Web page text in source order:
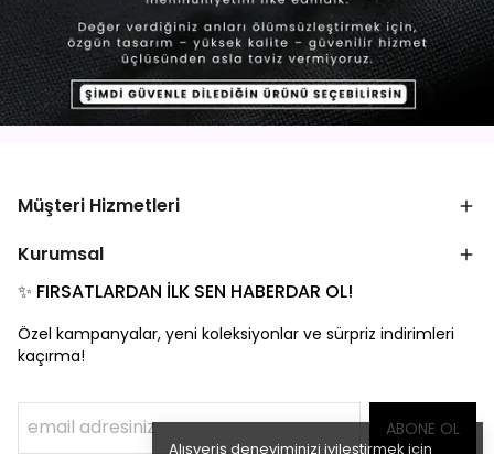
Alışveriş deneyiminizi iyileştirmek için
Müşteri Hizmetleri
Kurumsal
✨ FIRSATLARDAN İLK SEN HABERDAR OL!
Özel kampanyalar, yeni koleksiyonlar ve sürpriz indirimleri
kaçırma!
ABONE OL